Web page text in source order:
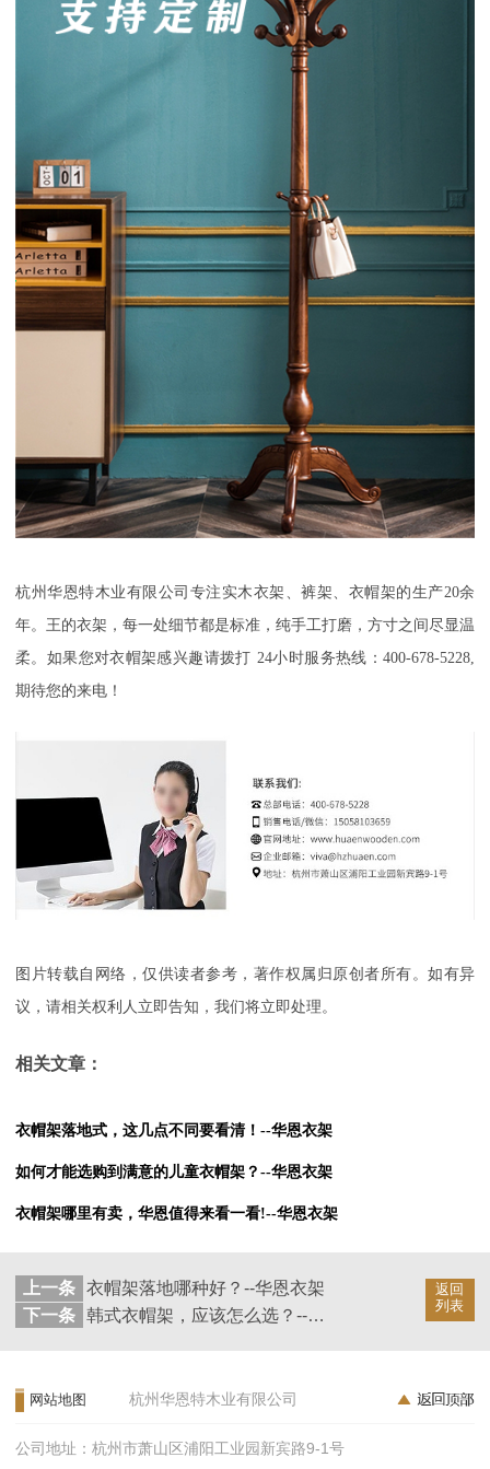
杭州华恩特木业有限公司专注实木衣架、裤架、衣帽架的生产20余
年。王的衣架，每一处细节都是标准，纯手工打磨，方寸之间尽显温
柔 。如果您对衣帽架感兴趣请拨打 24小时服务热线：400-678-5228,
期待您的来电！
图片转载自网络，仅供读者参考，著作权属归原创者所有。如有异
议，请相关权利人立即告知，我们将立即处理。
相关文章：
衣帽架落地式，这几点不同要看清！--华恩衣架
如何才能选购到满意的儿童衣帽架？--华恩衣架
衣帽架哪里有卖，华恩值得来看一看!--华恩衣架
返回
列表
上一条 衣帽架落地哪种好？--华恩衣架
下一条
韩式衣帽架，应该怎么选？--华恩衣架
网站地图 杭州华恩特木业有限公司
公司地址：杭州市萧山区浦阳工业园新宾路9-1号